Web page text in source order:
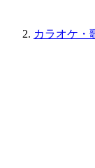
カラオケ・